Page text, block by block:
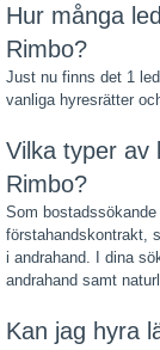
Hur många
Rimbo?
Just nu finns det 1
vanliga hyresrätter
Vilka typer av
Rimbo?
Som
förstahandskontrakt,
i andrahand. I dina
andrahand samt
Kan jag hyra